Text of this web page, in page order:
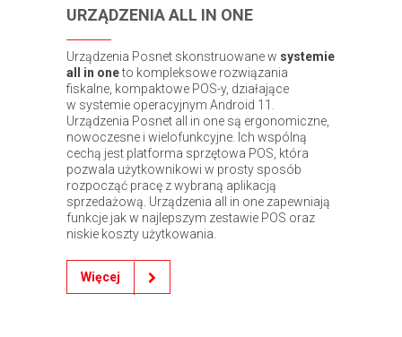
URZĄDZENIA ALL IN ONE
Urządzenia Posnet skonstruowane w systemie
all in oneto kompleksowe rozwiązania
fiskalne, kompaktowe POS-y, działające
w systemie operacyjnym Android 11.
Urządzenia Posnet all in one są ergonomiczne,
nowoczesne i wielofunkcyjne. Ich wspólną
cechą jest platforma sprzętowa POS, która
pozwala użytkownikowi w prosty sposób
rozpocząć pracę z wybraną aplikacją
sprzedażową. Urządzenia all in one zapewniają
funkcje jak w najlepszym zestawie POS oraz
niskie koszty użytkowania.
Więcej